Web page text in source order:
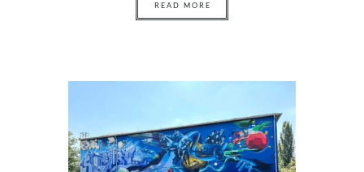
READ MORE